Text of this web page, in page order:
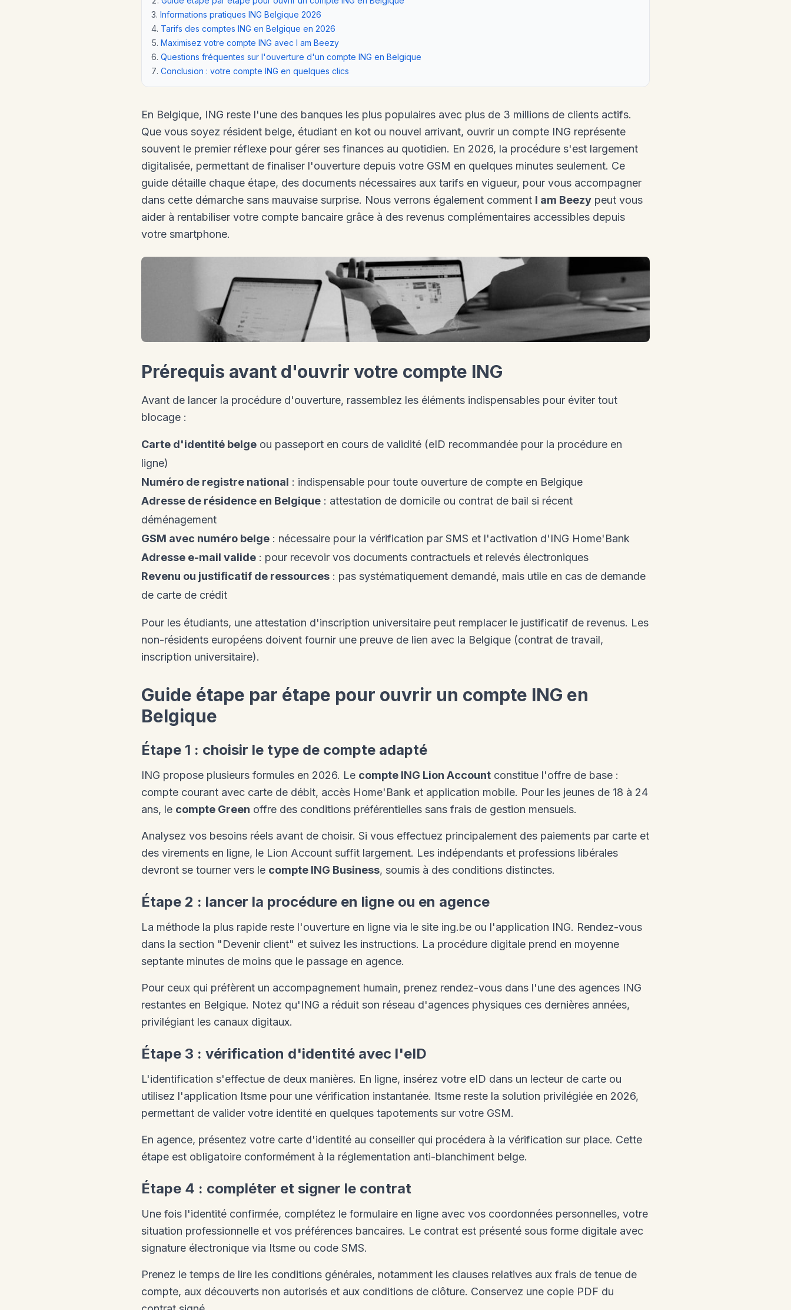
Informations pratiques ING Belgique 2026
Tarifs des comptes ING en Belgique en 2026
Maximisez votre compte ING avec I am Beezy
Questions fréquentes sur l'ouverture d'un compte ING en Belgique
Conclusion : votre compte ING en quelques clics
En Belgique, ING reste l'une des banques les plus populaires avec plus de 3 millions de clients actifs.
Que vous soyez résident belge, étudiant en kot ou nouvel arrivant, ouvrir un compte ING représente
souvent le premier réflexe pour gérer ses finances au quotidien. En 2026, la procédure s'est largement
digitalisée, permettant de finaliser l'ouverture depuis votre GSM en quelques minutes seulement. Ce
guide détaille chaque étape, des documents nécessaires aux tarifs en vigueur, pour vous accompagner
dans cette démarche sans mauvaise surprise. Nous verrons également comment I am Beezy peut vous
aider à rentabiliser votre compte bancaire grâce à des revenus complémentaires accessibles depuis
votre smartphone.
Prérequis avant d'ouvrir votre compte ING
Avant de lancer la procédure d'ouverture, rassemblez les éléments indispensables pour éviter tout
blocage :
Carte d'identité belge ou passeport en cours de validité (eID recommandée pour la procédure en
ligne)
Numéro de registre national : indispensable pour toute ouverture de compte en Belgique
Adresse de résidence en Belgique : attestation de domicile ou contrat de bail si récent
déménagement
GSM avec numéro belge : nécessaire pour la vérification par SMS et l'activation d'ING Home'Bank
Adresse e-mail valide : pour recevoir vos documents contractuels et relevés électroniques
Revenu ou justificatif de ressources : pas systématiquement demandé, mais utile en cas de demande
de carte de crédit
Pour les étudiants, une attestation d'inscription universitaire peut remplacer le justificatif de revenus. Les
non-résidents européens doivent fournir une preuve de lien avec la Belgique (contrat de travail,
inscription universitaire).
Guide étape par étape pour ouvrir un compte ING en
Belgique
Étape 1 : choisir le type de compte adapté
ING propose plusieurs formules en 2026. Le compte ING Lion Account constitue l'offre de base :
compte courant avec carte de débit, accès Home'Bank et application mobile. Pour les jeunes de 18 à 24
ans, le compte Green offre des conditions préférentielles sans frais de gestion mensuels.
Analysez vos besoins réels avant de choisir. Si vous effectuez principalement des paiements par carte et
des virements en ligne, le Lion Account suffit largement. Les indépendants et professions libérales
devront se tourner vers le compte ING Business, soumis à des conditions distinctes.
Étape 2 : lancer la procédure en ligne ou en agence
La méthode la plus rapide reste l'ouverture en ligne via le site ing.be ou l'application ING. Rendez-vous
dans la section "Devenir client" et suivez les instructions. La procédure digitale prend en moyenne
septante minutes de moins que le passage en agence.
Pour ceux qui préfèrent un accompagnement humain, prenez rendez-vous dans l'une des agences ING
restantes en Belgique. Notez qu'ING a réduit son réseau d'agences physiques ces dernières années,
privilégiant les canaux digitaux.
Étape 3 : vérification d'identité avec l'eID
L'identification s'effectue de deux manières. En ligne, insérez votre eID dans un lecteur de carte ou
utilisez l'application Itsme pour une vérification instantanée. Itsme reste la solution privilégiée en 2026,
permettant de valider votre identité en quelques tapotements sur votre GSM.
En agence, présentez votre carte d'identité au conseiller qui procédera à la vérification sur place. Cette
étape est obligatoire conformément à la réglementation anti-blanchiment belge.
Étape 4 : compléter et signer le contrat
Une fois l'identité confirmée, complétez le formulaire en ligne avec vos coordonnées personnelles, votre
situation professionnelle et vos préférences bancaires. Le contrat est présenté sous forme digitale avec
signature électronique via Itsme ou code SMS.
Prenez le temps de lire les conditions générales, notamment les clauses relatives aux frais de tenue de
compte, aux découverts non autorisés et aux conditions de clôture. Conservez une copie PDF du